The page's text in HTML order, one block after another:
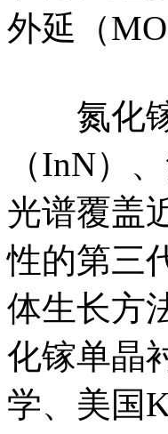
外延（
氮化镓
（InN）
光谱覆盖
性的第三
体生长方
化镓单晶
学、美国